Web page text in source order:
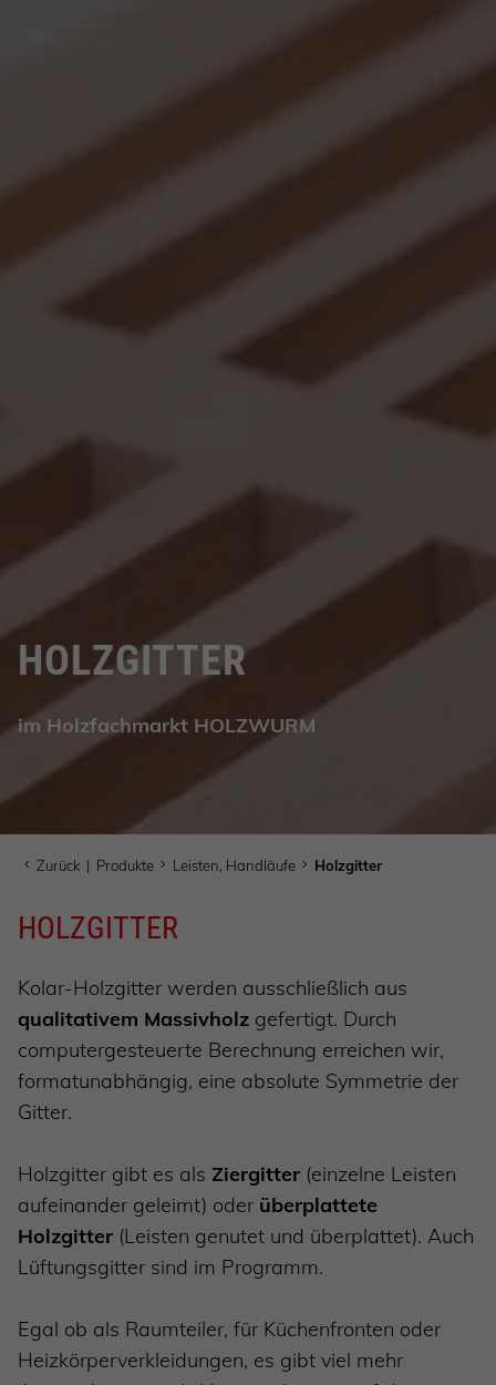
HOLZGITTER
im Holzfachmarkt HOLZWURM
Zurück | Produkte Leisten, Handläufe Holzgitter
HOLZGITTER
Kolar-Holzgitter werden ausschließlich aus
qualitativem Massivholz gefertigt. Durch
computergesteuerte Berechnung erreichen wir,
formatunabhängig, eine absolute Symmetrie der
Gitter.
Holzgitter gibt es als Ziergitter (einzelne Leisten
aufeinander geleimt) oder überplattete
Holzgitter (Leisten genutet und überplattet). Auch
Lüftungsgitter sind im Programm.
Egal ob als Raumteiler, für Küchenfronten oder
Heizkörperverkleidungen, es gibt viel mehr